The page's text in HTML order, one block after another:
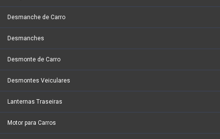
Desmanche de Carro
Desmanches
Desmonte de Carro
Desmontes Veiculares
Lanternas Traseiras
Motor para Carros